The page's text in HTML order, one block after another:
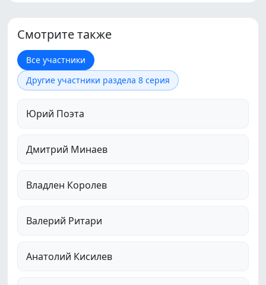
Смотрите также
Все участники
Другие участники раздела 8 серия
Юрий Поэта
Дмитрий Минаев
Владлен Королев
Валерий Ритари
Анатолий Кисилев